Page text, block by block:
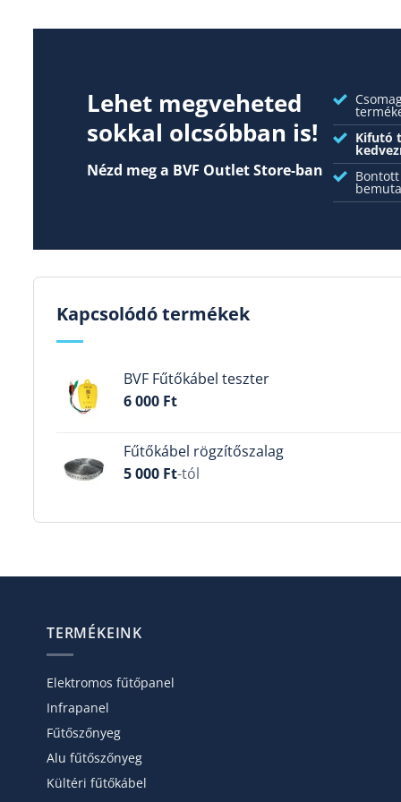
Lehet megveheted
sokkal olcsóbban is!
Nézd meg a BVF Outlet Store-ban
Kifutó
Kapcsolódó termékek
BVF Fűtőkábel teszter
6 000 Ft
Fűtőkábel rögzítőszalag
5 000 Ft-tól
TERMÉKEINK
Elektromos fűtőpanel
Infrapanel
Fűtőszőnyeg
Alu fűtőszőnyeg
Kültéri fűtőkábel